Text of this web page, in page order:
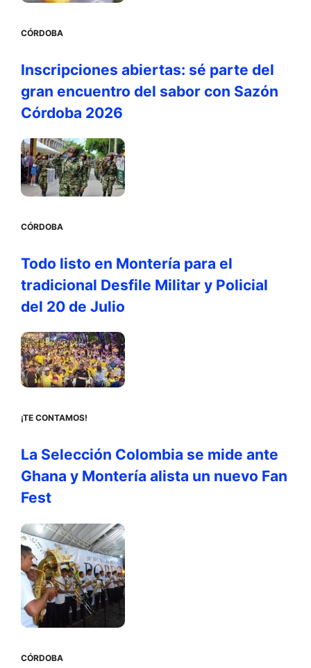
CÓRDOBA
Inscripciones abiertas: sé parte del
gran encuentro del sabor con Sazón
Córdoba 2026
CÓRDOBA
Todo listo en Montería para el
tradicional Desfile Militar y Policial
del 20 de Julio
¡TE CONTAMOS!
La Selección Colombia se mide ante
Ghana y Montería alista un nuevo Fan
Fest
CÓRDOBA